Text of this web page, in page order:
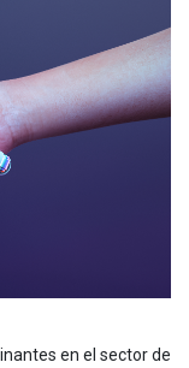
en el sector de